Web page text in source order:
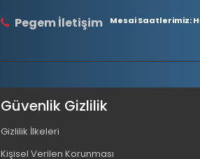
Pegem İletişim Mesai Saatlerimiz:
Güvenlik Gizlilik
Gizlilik İlkeleri
Kişisel Verilen Korunması